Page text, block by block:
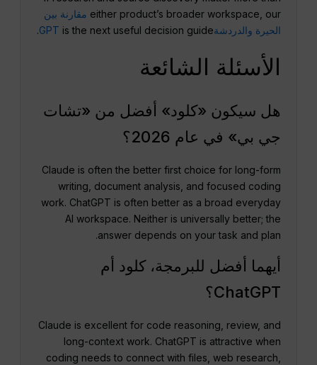
either product’s broader workspace, our مقارنة بين
الحيرة والدردشةGPTis the next useful decision guide.
الأسئلة الشائعة
هل سيكون «كلود» أفضل من «تشات
جي بي» في عام 2026؟
Claude is often the better first choice for long-form
writing, document analysis, and focused coding
work. ChatGPT is often better as a broad everyday
AI workspace. Neither is universally better; the
answer depends on your task and plan.
أيهما أفضل للبرمجة، كلود أم
ChatGPT؟
Claude is excellent for code reasoning, review, and
long-context work. ChatGPT is attractive when
coding needs to connect with files, web research,